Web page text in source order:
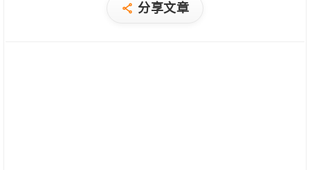
分享文章